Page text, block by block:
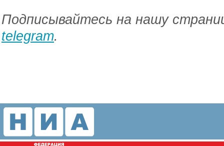
Подписывайтесь на нашу
telegram.